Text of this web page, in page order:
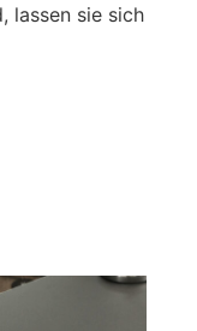
lassen sie sich